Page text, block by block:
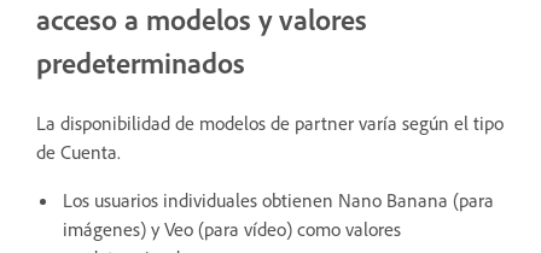
acceso a modelos y valores
predeterminados
La disponibilidad de modelos de partner varía según el tipo
de Cuenta.
Los usuarios individuales obtienen Nano Banana (para
imágenes) y Veo (para vídeo) como valores